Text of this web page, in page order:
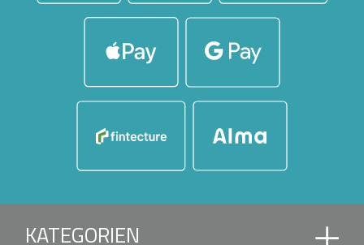
KATEGORIEN